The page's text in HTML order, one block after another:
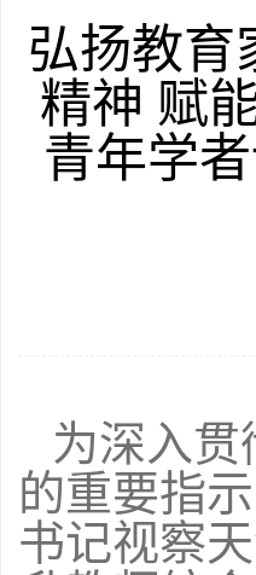
弘扬教育
精神 赋
青年学
为深入
的重要指
书记视察